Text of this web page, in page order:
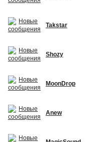
Takstar
Shozy
MoonDrop
Anew